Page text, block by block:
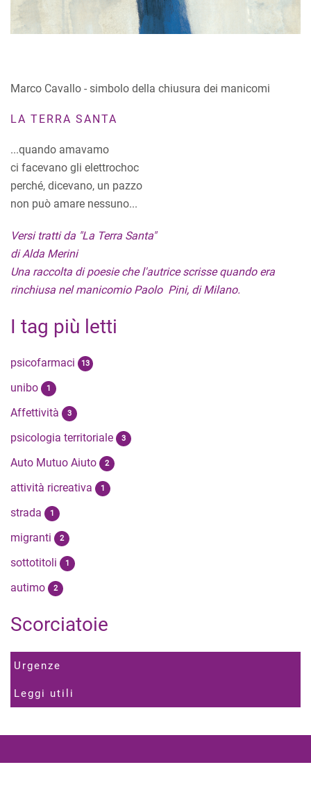
Marco Cavallo - simbolo della chiusura dei manicomi
LA TERRA SANTA
...quando amavamo
ci facevano gli elettrochoc
perché, dicevano, un pazzo
non può amare nessuno...
Versi tratti da "La Terra Santa"
di Alda Merini
Una raccolta di poesie che l'autrice scrisse quando era
rinchiusa nel manicomio Paolo Pini, di Milano.
I tag più letti
psicofarmaci 13
unibo 1
Affettività 3
psicologia territoriale 3
Auto Mutuo Aiuto 2
attività ricreativa 1
strada 1
migranti 2
sottotitoli 1
autimo 2
Scorciatoie
Urgenze
Leggi utili